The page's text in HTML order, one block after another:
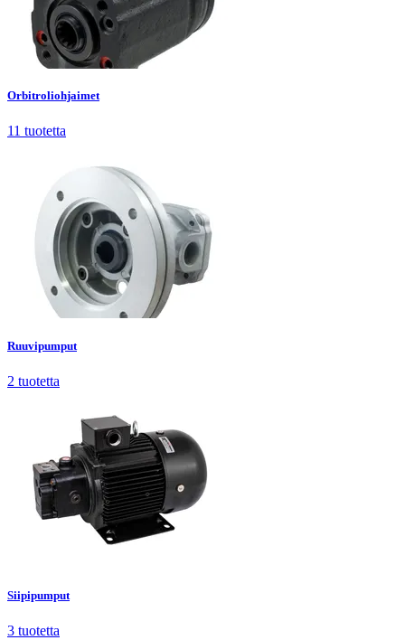
Orbitroliohjaimet11 tuotetta
Orbitroliohjaimet
11 tuotetta
Ruuvipumput 2 tuotetta
Ruuvipumput
2 tuotetta
Siipipumput
3 tuotetta